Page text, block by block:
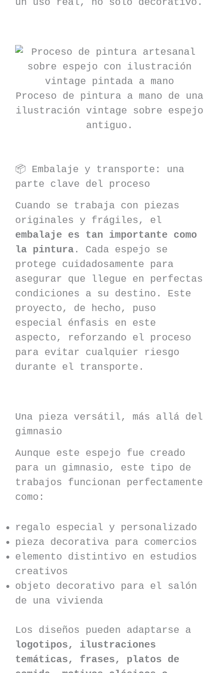
Proceso de pintura a mano de una
ilustración vintage sobre espejo
antiguo.
📦 Embalaje y transporte: una
parte clave del proceso
Cuando se trabaja con piezas
originales y frágiles, el
embalaje es tan importante como
la pintura. Cada espejo se
protege cuidadosamente para
asegurar que llegue en perfectas
condiciones a su destino. Este
proyecto, de hecho, puso
especial énfasis en este
aspecto, reforzando el proceso
para evitar cualquier riesgo
durante el transporte.
Una pieza versátil, más allá del
gimnasio
Aunque este espejo fue creado
para un gimnasio, este tipo de
trabajos funcionan perfectamente
como:
regalo especial y personalizado
pieza decorativa para comercios
elemento distintivo en estudios
creativos
objeto decorativo para el salón
de una vivienda
Los diseños pueden adaptarse a
logotipos, ilustraciones
temáticas, frases, platos de